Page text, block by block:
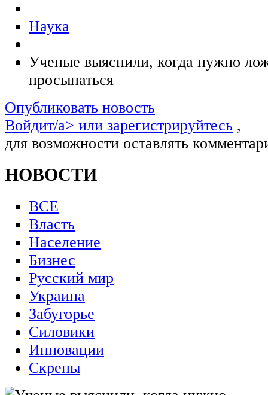
Наука
Ученые выяснили, когда нужно
просыпаться
Опубликовать новость
Войдит/a> или зарегистрируйтесь ,
для возможности оставлять
НОВОСТИ
ВСЕ
Власть
Население
Бизнес
Русский мир
Украина
Забугорье
Силовики
Инновации
Скрепы